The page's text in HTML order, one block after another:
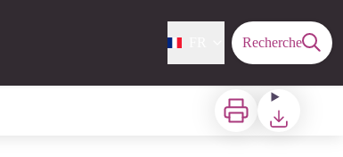
Recherche
Imprimer Télécharger